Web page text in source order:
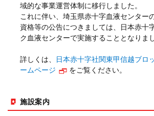
域的な事業運営体制に移行しました。
これに伴い、埼玉県赤十字血液センター
資格等の公告につきましては、日本赤十
ク血液センターで実施することとなりまし
詳しくは、
日本赤十字社関東甲信越ブロ
ームページ
をご覧ください。
施設案内